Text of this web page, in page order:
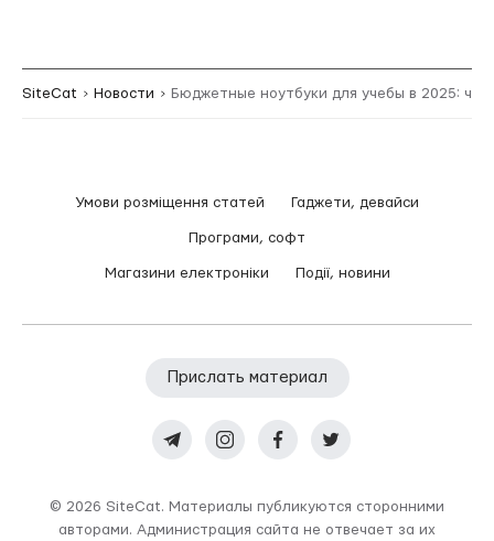
SiteCat Новости Бюджетные ноутбуки для учебы в 2025: что
Умови розміщення статей Гаджети, девайси
Програми, софт
Магазини електроніки Події, новини
Прислать материал
© 2026 SiteCat. Материалы публикуются сторонними
авторами. Администрация сайта не отвечает за их